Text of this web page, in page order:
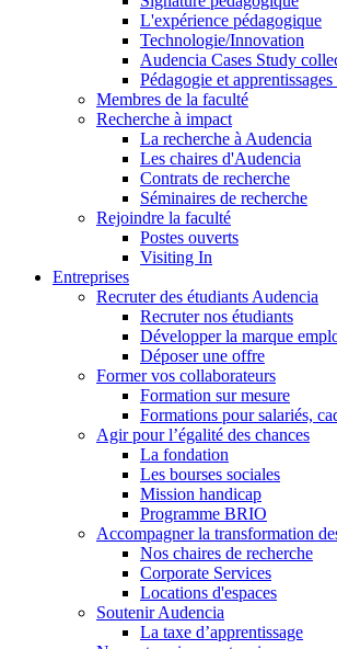
L'expérience pédagogique
Technologie/Innovation
Audencia Cases Study
Pédagogie et
Membres de la faculté
Recherche à impact
La recherche à Audencia
Les chaires d'Audencia
Contrats de recherche
Séminaires de recherche
Rejoindre la faculté
Postes ouverts
Visiting In
Entreprises
Recruter des étudiants Audencia
Recruter nos étudiants
Développer la marque
Déposer une offre
Former vos collaborateurs
Formation sur mesure
Formations pour salariés,
Agir pour l’égalité des chances
La fondation
Les bourses sociales
Mission handicap
Programme BRIO
Accompagner la transformation
Nos chaires de recherche
Corporate Services
Locations d'espaces
Soutenir Audencia
La taxe d’apprentissage